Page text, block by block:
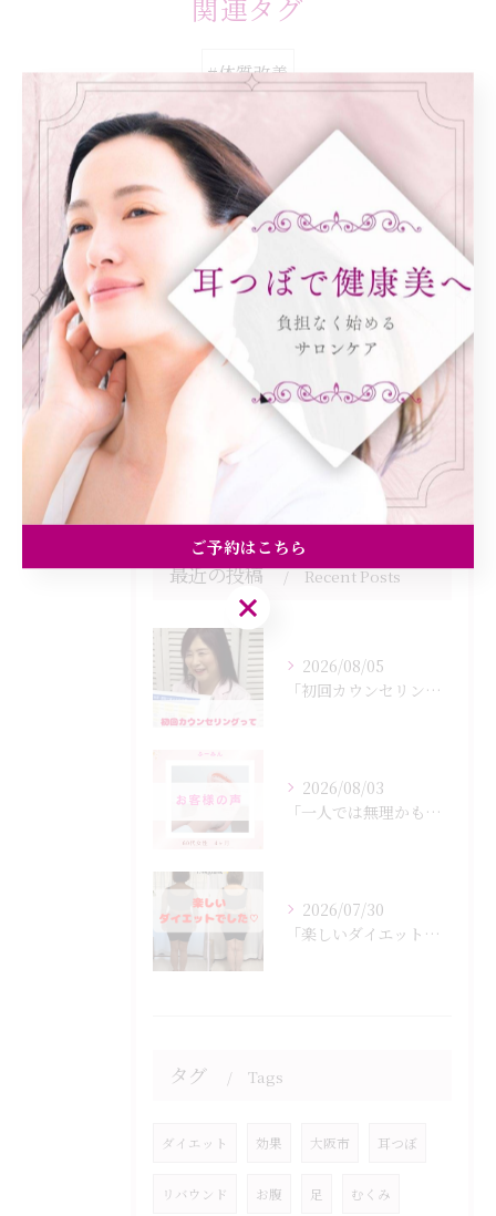
関連タグ
#体質改善
カテゴリー
全てのカテゴリー
ダイエット
健康
美容エステ
食欲
最近の投稿 Recent Posts
2026/08/05
「初回カウンセリングでは何をするの？」
2026/08/03
「一人では無理かも…」
2026/07/30
「楽しいダイエットでした♡」
タグ Tags
ダイエット 効果 大阪市 耳つぼ
リバウンド お腹 足 むくみ
ご予約はこちら
ご予約はこちら